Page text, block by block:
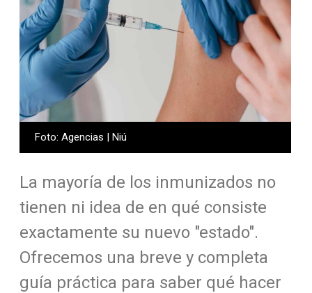
Foto: Agencias | Niú
La mayoría de los inmunizados no
tienen ni idea de en qué consiste
exactamente su nuevo "estado".
Ofrecemos una breve y completa
guía práctica para saber qué hacer